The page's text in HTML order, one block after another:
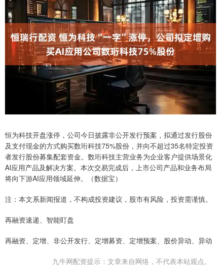
恒为科技开盘涨停，公司今日披露非公开发行预案，拟通过发行股份
及支付现金的方式购买数珩科技75%股份，并向不超过35名特定投资
者发行股份募集配套资金。数珩科技主营业务为企业客户提供场景化
AI应用产品及解决方案。本次交易完成后，上市公司产品和业务布局
将向下游AI应用领域延伸。（数据宝）
注：本文系新闻报道，不构成投资建议，股市有风险，投资需谨慎。
再融资速递、智能盯盘
再融资、定增、非公开发行、定增募资、定增预案、股价异动、异动
九牛网配资提示：文章来自网络，不代表本站观点。